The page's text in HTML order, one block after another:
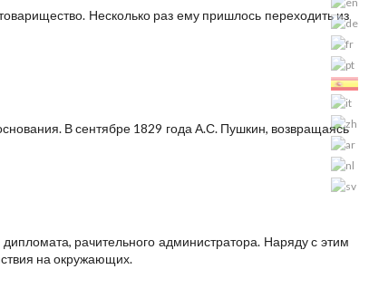
Несколько раз ему пришлось переходить из
В сентябре 1829 года А.С. Пушкин, возвращаясь
рачительного администратора. Наряду с этим
на окружающих.